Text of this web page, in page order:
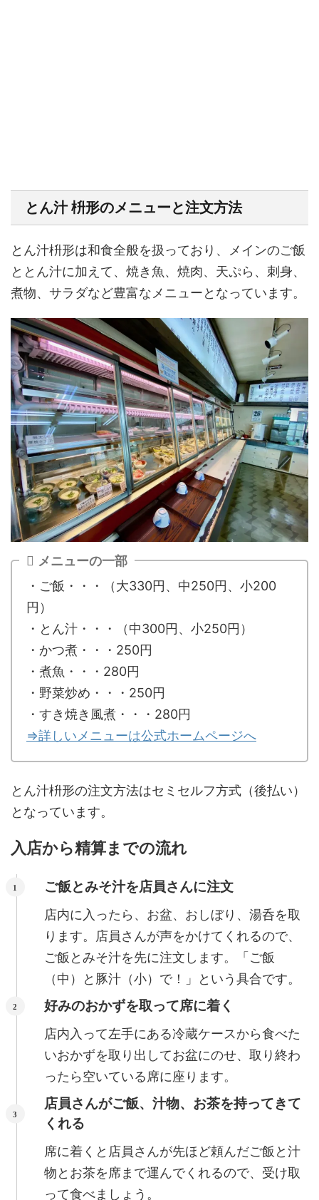
とん汁 枡形のメニューと注文方法
とん汁枡形は和食全般を扱っており、メインのご飯
ととん汁に加えて、焼き魚、焼肉、天ぷら、刺身、
煮物、サラダなど豊富なメニューとなっています。
メニューの一部
・ご飯・・・（大330円、中250円、小200
円）
・とん汁・・・（中300円、小250円）
・かつ煮・・・250円
・煮魚・・・280円
・野菜炒め・・・250円
・すき焼き風煮・・・280円
⇒詳しいメニューは公式ホームページへ
とん汁枡形の注文方法はセミセルフ方式（後払い）
となっています。
入店から精算までの流れ
ご飯とみそ汁を店員さんに注文
店内に入ったら、お盆、おしぼり、湯呑を取
ります。店員さんが声をかけてくれるので、
ご飯とみそ汁を先に注文します。「ご飯
（中）と豚汁（小）で！」という具合です。
好みのおかずを取って席に着く
店内入って左手にある冷蔵ケースから食べた
いおかずを取り出してお盆にのせ、取り終わ
ったら空いている席に座ります。
店員さんがご飯、汁物、お茶を持ってきて
くれる
席に着くと店員さんが先ほど頼んだご飯と汁
物とお茶を席まで運んでくれるので、受け取
って食べましょう。